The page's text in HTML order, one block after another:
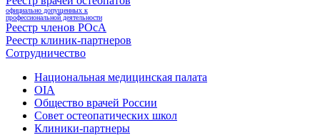
официально допущенных к
профессиональной деятельности
Реестр членов РОсА
Реестр клиник-партнеров
Сотрудничество
Национальная медицинская палата
OIA
Общество врачей России
Совет остеопатических школ
Клиники-партнеры